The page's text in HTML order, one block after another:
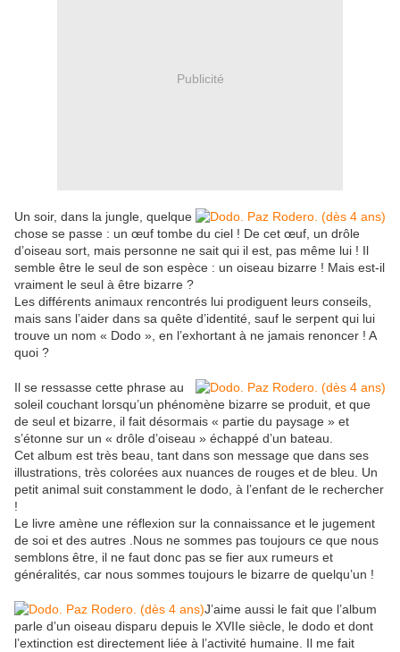
Publicité
Un soir, dans la jungle, quelque
chose se passe : un œuf tombe du ciel ! De cet œuf, un drôle
d’oiseau sort, mais personne ne sait qui il est, pas même lui ! Il
semble être le seul de son espèce : un oiseau bizarre ! Mais est-il
vraiment le seul à être bizarre ?
Les différents animaux rencontrés lui prodiguent leurs conseils,
mais sans l’aider dans sa quête d’identité, sauf le serpent qui lui
trouve un nom « Dodo », en l’exhortant à ne jamais renoncer ! A
quoi ?
Il se ressasse cette phrase au
soleil couchant lorsqu’un phénomène bizarre se produit, et que
de seul et bizarre, il fait désormais « partie du paysage » et
s’étonne sur un « drôle d’oiseau » échappé d’un bateau.
Cet album est très beau, tant dans son message que dans ses
illustrations, très colorées aux nuances de rouges et de bleu. Un
petit animal suit constamment le dodo, à l’enfant de le rechercher
!
Le livre amène une réflexion sur la connaissance et le jugement
de soi et des autres .Nous ne sommes pas toujours ce que nous
semblons être, il ne faut donc pas se fier aux rumeurs et
généralités, car nous sommes toujours le bizarre de quelqu’un !
J’aime aussi le fait que l’album
parle d’un oiseau disparu depuis le XVIIe siècle, le dodo et dont
l’extinction est directement liée à l’activité humaine. Il me fait